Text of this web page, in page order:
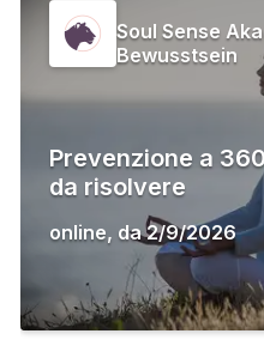
Soul Sense
Bewusstsein
Prevenzione a
da risolvere
online, da 2/9/2026